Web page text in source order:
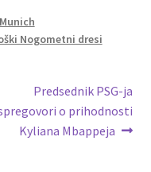
e Nogometni dresi
Next
post:
Predsednik PSG-ja
o prihodnosti
Kyliana Mbappeja